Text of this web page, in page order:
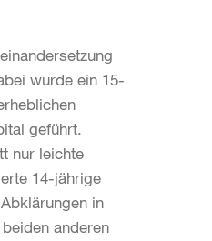
wurde ein 15-
geführt.
nur leichte
14-jährige
in
anderen